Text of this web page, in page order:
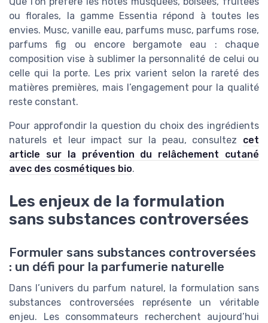
ou florales, la gamme Essentia répond à toutes les
envies. Musc, vanille eau, parfums musc, parfums rose,
parfums fig ou encore bergamote eau : chaque
composition vise à sublimer la personnalité de celui ou
celle qui la porte. Les prix varient selon la rareté des
matières premières, mais l’engagement pour la qualité
reste constant.
Pour approfondir la question du choix des ingrédients
naturels et leur impact sur la peau, consultez cet
article sur la prévention du relâchement cutané
avec des cosmétiques bio.
Les enjeux de la formulation
sans substances controversées
Formuler sans substances controversées
: un défi pour la parfumerie naturelle
Dans l’univers du parfum naturel, la formulation sans
substances controversées représente un véritable
enjeu. Les consommateurs recherchent aujourd’hui